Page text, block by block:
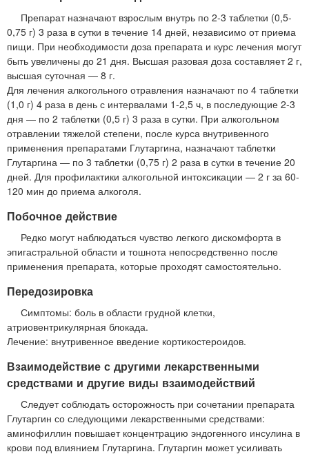
Препарат назначают взрослым внутрь по 2-3 таблетки (0,5-
0,75 г) 3 раза в сутки в течение 14 дней, независимо от приема
пищи. При необходимости доза препарата и курс лечения могут
быть увеличены до 21 дня. Высшая разовая доза составляет 2 г,
высшая суточная — 8 г.
Для лечения алкогольного отравления назначают по 4 таблетки
(1,0 г) 4 раза в день с интервалами 1-2,5 ч, в последующие 2-3
дня — по 2 таблетки (0,5 г) 3 раза в сутки. При алкогольном
отравлении тяжелой степени, после курса внутривенного
применения препаратами Глутаргина, назначают таблетки
Глутаргина — по 3 таблетки (0,75 г) 2 раза в сутки в течение 20
дней. Для профилактики алкогольной интоксикации — 2 г за 60-
120 мин до приема алкоголя.
Побочное действие
Редко могут наблюдаться чувство легкого дискомфорта в
эпигастральной области и тошнота непосредственно после
применения препарата, которые проходят самостоятельно.
Передозировка
Симптомы: боль в области грудной клетки,
атриовентрикулярная блокада.
Лечение: внутривенное введение кортикостероидов.
Взаимодействие с другими лекарственными
средствами и другие виды взаимодействий
Следует соблюдать осторожность при сочетании препарата
Глутаргин со следующими лекарственными средствами:
аминофиллин повышает концентрацию эндогенного инсулина в
крови под влиянием Глутаргина. Глутаргин может усиливать